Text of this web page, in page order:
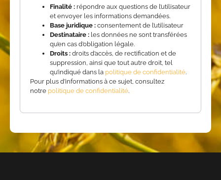
Finalité : répondre aux questions de l’utilisateur
et envoyer les informations demandées.
Base juridique : consentement de l’utilisateur
Destinataire : les données ne sont transférées
qu’en cas d’obligation légale.
Droits : droits d’accès, de rectification et de
suppression, ainsi que tout autre droit, tel
qu’indiqué dans la politique de confidentialité.
Pour plus d’informations à ce sujet, consultez
notre politique de confidentialité.